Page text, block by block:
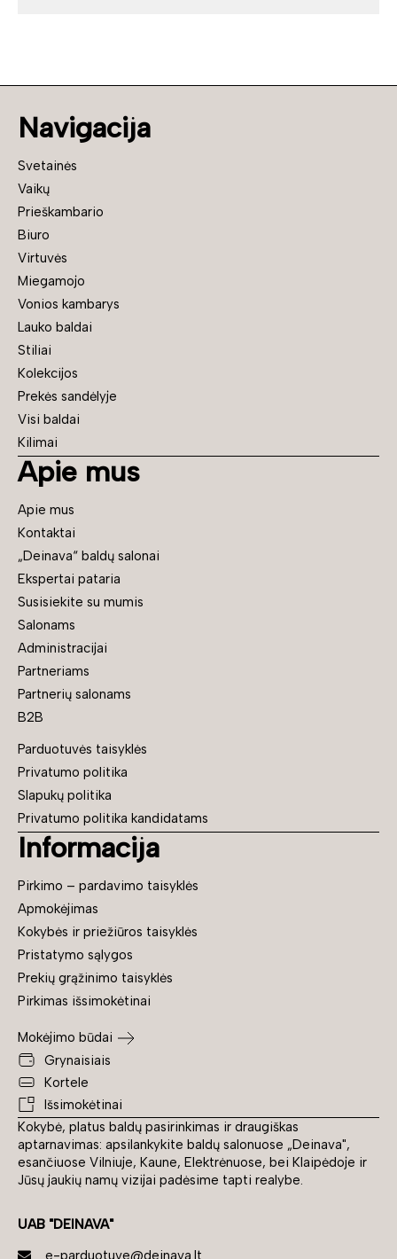
Kokybė, platus baldų pasirinkimas ir draugiškas
aptarnavimas: apsilankykite baldų salonuose „Deinava",
esančiuose Vilniuje, Kaune, Elektrėnuose, bei Klaipėdoje ir
Jūsų jaukių namų vizijai padėsime tapti realybe.
UAB "DEINAVA"
e-parduotuve@deinava.lt
Navigacija
Svetainės
Vaikų
Prieškambario
Biuro
Virtuvės
Miegamojo
Vonios kambarys
Lauko baldai
Stiliai
Kolekcijos
Prekės sandėlyje
Visi baldai
Kilimai
Apie mus
Apie mus
Kontaktai
„Deinava“ baldų salonai
Ekspertai pataria
Susisiekite su mumis
Salonams
Administracijai
Partneriams
Partnerių salonams
B2B
Parduotuvės taisyklės
Privatumo politika
Slapukų politika
Privatumo politika kandidatams
Informacija
Pirkimo – pardavimo taisyklės
Apmokėjimas
Kokybės ir priežiūros taisyklės
Pristatymo sąlygos
Prekių grąžinimo taisyklės
Pirkimas išsimokėtinai
Mokėjimo būdai
Grynaisiais
Kortele
Išsimokėtinai